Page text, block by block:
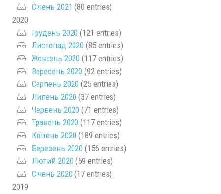
Січень 2021 (80 entries)
2020
Грудень 2020 (121 entries)
Листопад 2020 (85 entries)
Жовтень 2020 (117 entries)
Вересень 2020 (92 entries)
Серпень 2020 (25 entries)
Липень 2020 (37 entries)
Червень 2020 (71 entries)
Травень 2020 (117 entries)
Квітень 2020 (189 entries)
Березень 2020 (156 entries)
Лютий 2020 (59 entries)
Січень 2020 (17 entries)
2019